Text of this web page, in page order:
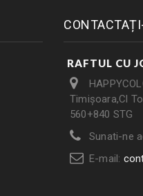
RAFTUL CU
Timișoara,Cl
560+840 STG
Sunati-ne
E-mail: